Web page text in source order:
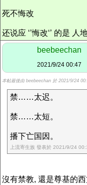
死不悔改
还说应 ‘’悔改‘’ 的是 人
beebeechan
2021/9/24 00:47
本帖最後由 beebeechan 於 2021/9/24
禁……太迟。
禁……太短。
播下亡国因。
上流寄生族 發表於 2021/9/24
沒有禁教, 還是尊基的